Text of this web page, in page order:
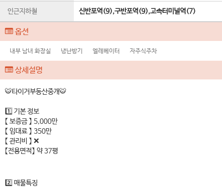
인근지하철 신반포역(9),구반포역(9),고속터미널역(7)
옵션
내부 남녀 화장실 냉난방기 엘레베이터 자주식주차
상세설명
🐯타이거부동산중개🐯
1️⃣ 기본 정보
【 보증금 】 5,000만
【 임대료 】 350만
【 관리비 】 ❌
【전용면적】 약 37평
2️⃣ 매물특징